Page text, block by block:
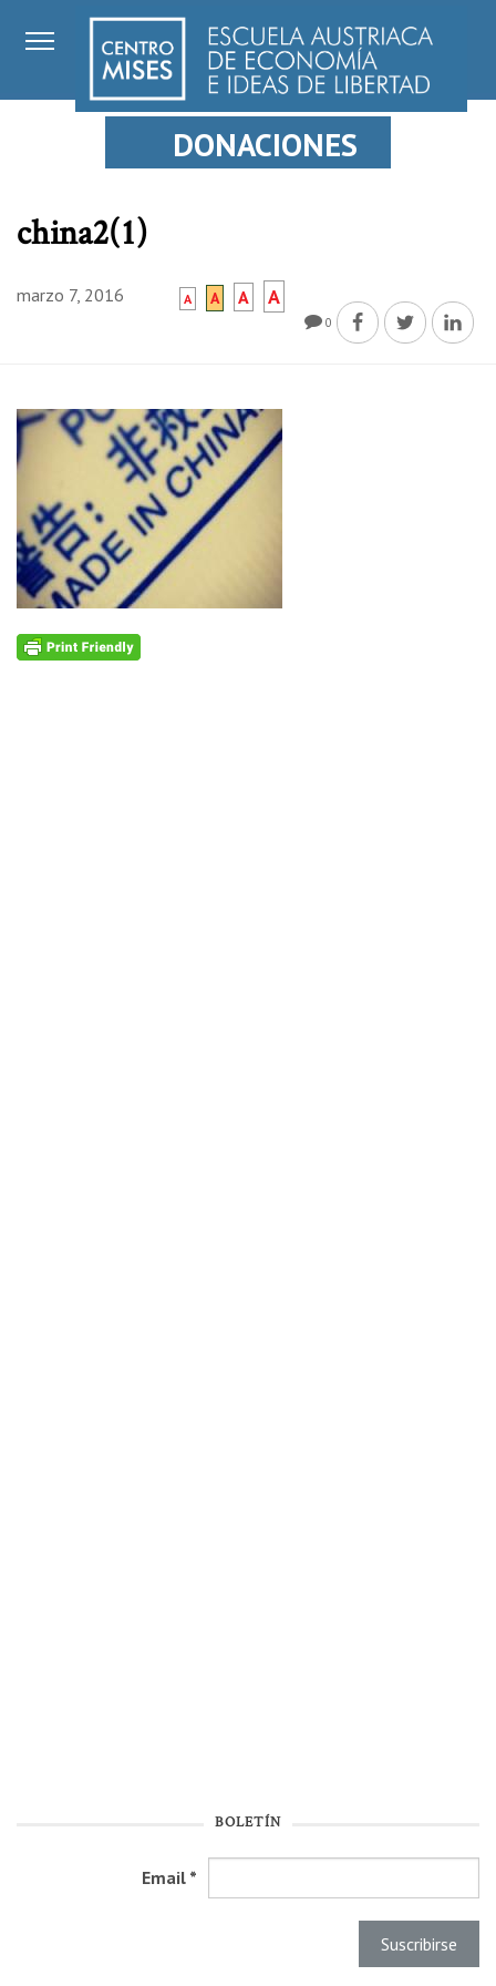
DONACIONES
china2(1)
marzo 7, 2016 A A A A
0
BOLETÍN
Email *